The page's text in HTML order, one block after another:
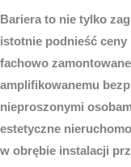
Bariera to nie tylko
istotnie podnieść
fachowo
amplifikowanemu
nieproszonymi
estetyczne
w obrębie instalacji